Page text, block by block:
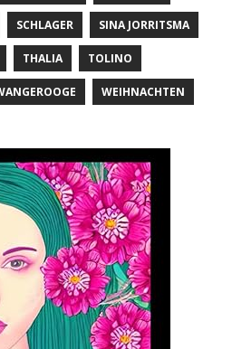
SCHLAGER SINA JORRITSMA
THALIA TOLINO
WEIHNACHTEN